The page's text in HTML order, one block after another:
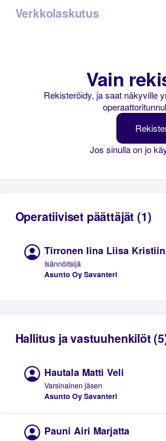
Verkkolaskutus
Vain
Rekisteröidy, ja saat näkyville
Jos sinulla on jo
Operatiiviset päättäjät (1)
Tirronen Iina Liisa
Isännöitsijä
Asunto Oy Savanteri
Hallitus ja vastuuhenkilöt
Hautala Matti Veli
Varsinainen jäsen
Asunto Oy Savanteri
Pauni Airi Marjatta